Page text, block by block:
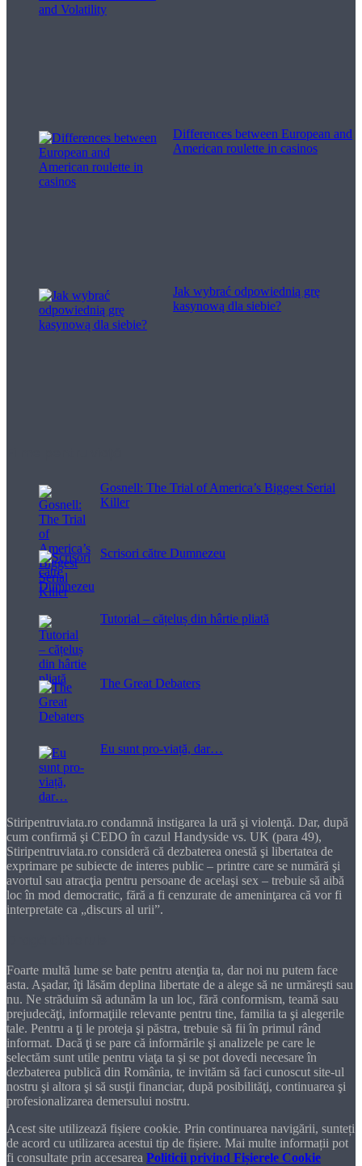
Differences between European and
American roulette in casinos
Jak wybrać odpowiednią grę
kasynową dla siebie?
Gosnell: The Trial of America’s Biggest Serial
Killer
Scrisori către Dumnezeu
Tutorial – cățeluș din hârtie pliată
The Great Debaters
Eu sunt pro-viață, dar…
Stiripentruviata.ro condamnă instigarea la ură şi violenţă. Dar, după
cum confirmă şi CEDO în cazul Handyside vs. UK (para 49),
Stiripentruviata.ro consideră că dezbaterea onestă şi libertatea de
exprimare pe subiecte de interes public – printre care se numără şi
avortul sau atracţia pentru persoane de acelaşi sex – trebuie să aibă
loc în mod democratic, fără a fi cenzurate de ameninţarea că vor fi
interpretate ca „discurs al urii”.
Foarte multă lume se bate pentru atenţia ta, dar noi nu putem face
asta. Aşadar, îţi lăsăm deplina libertate de a alege să ne urmăreşti sau
nu. Ne străduim să adunăm la un loc, fără conformism, teamă sau
prejudecăţi, informaţiile relevante pentru tine, familia ta şi alegerile
tale. Pentru a ţi le proteja şi păstra, trebuie să fii în primul rând
informat. Dacă ţi se pare că informările şi analizele pe care le
selectăm sunt utile pentru viaţa ta şi se pot dovedi necesare în
dezbaterea publică din România, te invităm să faci cunoscut site-ul
nostru şi altora şi să susţii financiar, după posibilităţi, continuarea şi
profesionalizarea demersului nostru.
Acest site utilizează fișiere cookie. Prin continuarea navigării, sunteți
de acord cu utilizarea acestui tip de fișiere. Mai multe informații pot
fi consultate prin accesarea Politicii privind Fișierele Cookie